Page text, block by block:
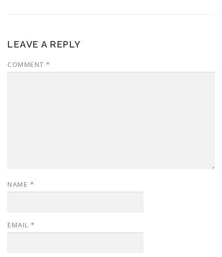
LEAVE A REPLY
COMMENT *
NAME *
EMAIL *